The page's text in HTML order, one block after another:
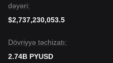
dəyəri:
$2,737,230,053.5
Dövriyyə təchizatı:
2.74B PYUSD